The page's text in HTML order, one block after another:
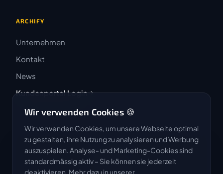
ARCHIFY
Unternehmen
Kontakt
News
Kundenportal Login
4.9 / 5
★★★★★
Wir verwenden Cookies 🍪
Wir verwenden Cookies, um unsere Webseite optimal
zu gestalten, ihre Nutzung zu analysieren und Werbung
auszuspielen. Analyse- und Marketing-Cookies sind
standardmässig aktiv – Sie können sie jederzeit
deaktivieren. Mehr dazu in unserer